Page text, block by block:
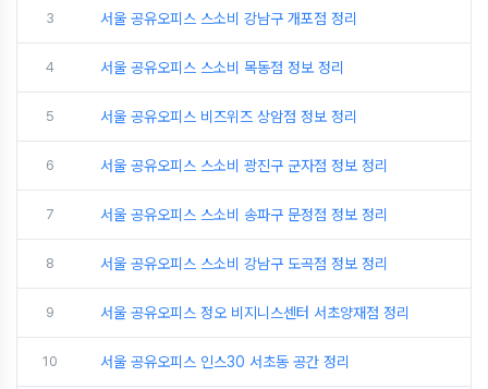
3 서울 공유오피스 스소비 강남구 개포점 정리
4 서울 공유오피스 스소비 목동점 정보 정리
5 서울 공유오피스 비즈위즈 상암점 정보 정리
6 서울 공유오피스 스소비 광진구 군자점 정보 정리
7 서울 공유오피스 스소비 송파구 문정점 정보 정리
8 서울 공유오피스 스소비 강남구 도곡점 정보 정리
9 서울 공유오피스 정오 비지니스센터 서초양재점 정리
10 서울 공유오피스 인스30 서초동 공간 정리